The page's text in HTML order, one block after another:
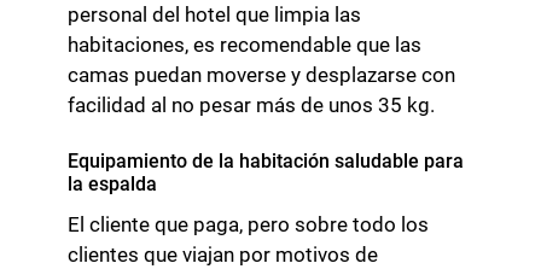
personal del hotel que limpia las
habitaciones, es recomendable que las
camas puedan moverse y desplazarse con
facilidad al no pesar más de unos 35 kg.
Equipamiento de la habitación saludable para
la espalda
El cliente que paga, pero sobre todo los
clientes que viajan por motivos de